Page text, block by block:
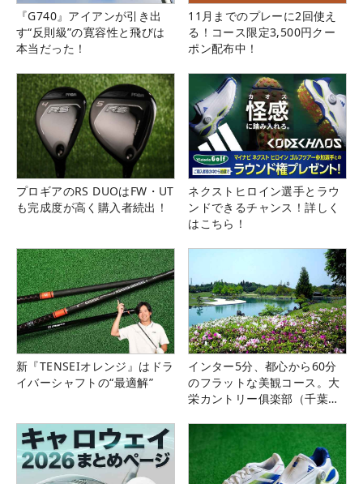
『G740』アイアンが引き出
す“反則級”の寛容性と飛びは
本当だった！
11月までのプレーに2回使え
る！コース限定3,500円クー
ポン配布中！
プロギアのRS DUOはFW・UT
も完成度が高く購入者続出！
ネクストヒロイン選手とラウ
ンドできるチャンス！詳しく
はこちら！
新『TENSEIオレンジ』はドラ
イバーシャフトの“最適解”
インター5分、都心から60分
のフラットな美観コース。大
栄カントリー俱楽部（千葉